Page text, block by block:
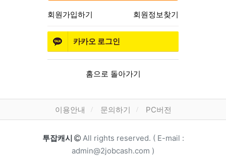
회원가입하기 회원정보찾기
카카오 로그인
홈으로 돌아가기
하단 메뉴이용안내 문의하기 PC버전
카피라이트
투잡캐시
All rights reserved. ( E-mail :
admin@2jobcash.com )